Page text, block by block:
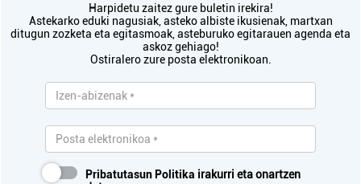
Harpidetu zaitez gure buletin irekira!
Astekarko eduki nagusiak, asteko albiste ikusienak, martxan
ditugun zozketa eta egitasmoak, asteburuko egitarauen agenda eta
askoz gehiago!
Ostiralero zure posta elektronikoan.
Pribatutasun Politika irakurri eta onartzen